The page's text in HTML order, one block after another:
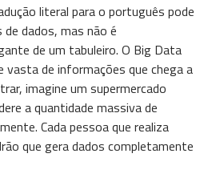
literal para o português pode
dados, mas não é
de um tabuleiro. O Big Data
vasta de informações que chega a
imagine um supermercado
a quantidade massiva de
Cada pessoa que realiza
que gera dados completamente